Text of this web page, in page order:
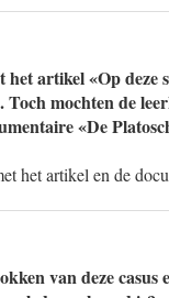
het artikel «Op deze
Toch mochten de
«De
het artikel en de
van deze casus